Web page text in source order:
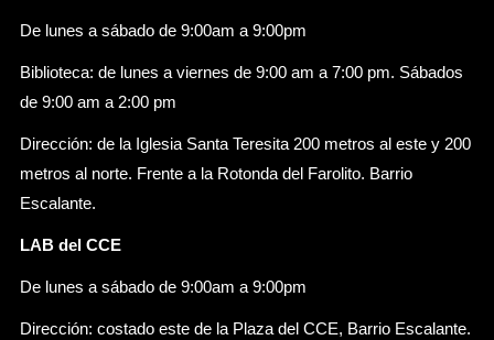
De lunes a sábado de 9:00am a 9:00pm
Biblioteca: de lunes a viernes de 9:00 am a 7:00 pm. Sábados
de 9:00 am a 2:00 pm
Dirección: de la Iglesia Santa Teresita 200 metros al este y 200
metros al norte. Frente a la Rotonda del Farolito. Barrio
Escalante.
LAB del CCE
De lunes a sábado de 9:00am a 9:00pm
Dirección: costado este de la Plaza del CCE, Barrio Escalante.